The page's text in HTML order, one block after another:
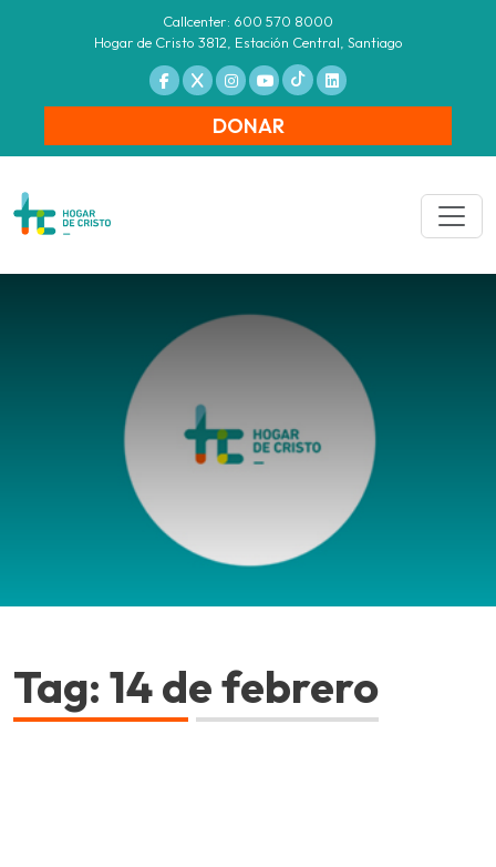
Callcenter: 600 570 8000
Hogar de Cristo 3812, Estación Central, Santiago
DONAR
Tag: 14 de febrero